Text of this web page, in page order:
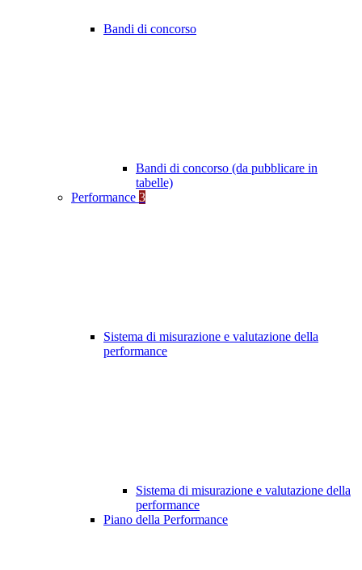
Bandi di concorso
Bandi di concorso (da pubblicare in
tabelle)
Performance 3
Sistema di misurazione e valutazione della
performance
Sistema di misurazione e valutazione della
performance
Piano della Performance